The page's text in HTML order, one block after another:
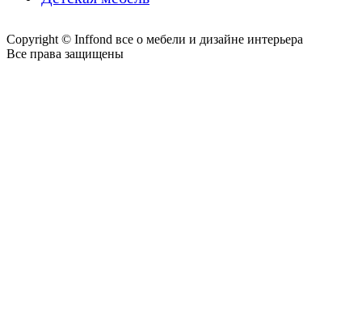
Copyright © Inffond все о мебели и дизайне интерьера
Все права защищены